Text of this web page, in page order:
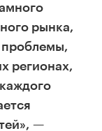
рынка,
регионах,
—